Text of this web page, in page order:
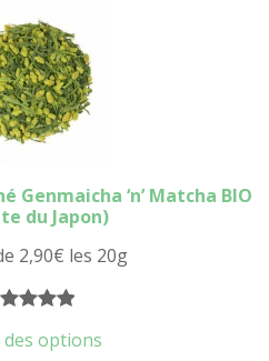
Genmaicha ‘n’ Matcha BIO
du Japon)
2,90€ les 20g
5
des options